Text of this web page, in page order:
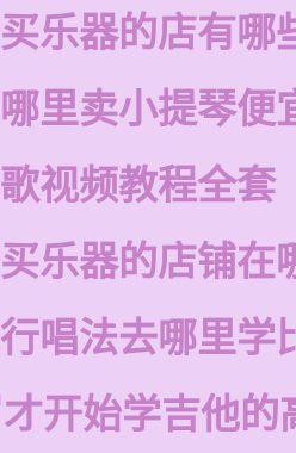
乐器的店有哪
里卖小提琴便
视频教程全套
乐器的店铺在
唱法去哪里学
开始学吉他的